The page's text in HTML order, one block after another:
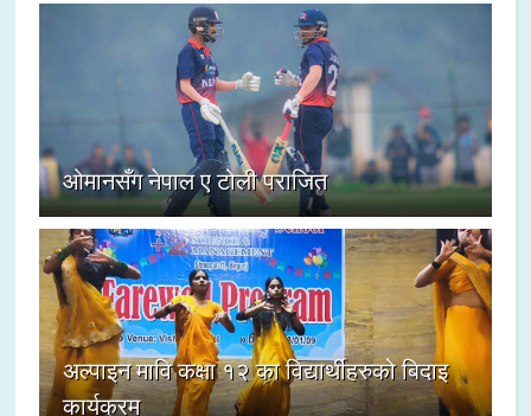
ओमानसँग नेपाल ए टोली पराजित
अल्पाइन मावि कक्षा १२ का विद्यार्थीहरुको बिदाइ
कार्यक्रम